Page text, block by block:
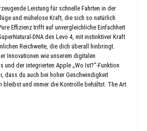
Leistung für schnelle Fahrten in der
und mühelose Kraft, die sich so natürlich
Effizienz trifft auf unvergleichliche Einfachheit
DNA des Levo 4, mit instinktiver Kraft
Reichweite, die dich überall hinbringt.
Innovationen wie unserem digitalen
und der integrierten Apple „Wo Ist?“-Funktion
dass du auch bei hoher Geschwindigkeit
bleibst und immer die Kontrolle behältst. The Art